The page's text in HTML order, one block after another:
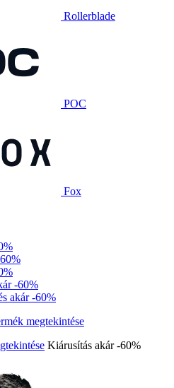
Rollerblade
POC
Fox
-60%
akár -60%
Kiárusítás akár -60%